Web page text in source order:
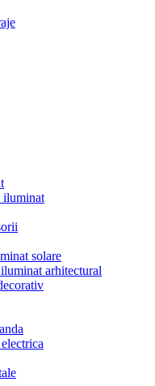
iluminat
solare
arhitectural